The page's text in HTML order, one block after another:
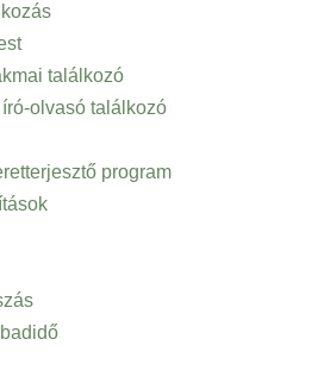
találkozó
olvasó találkozó
program